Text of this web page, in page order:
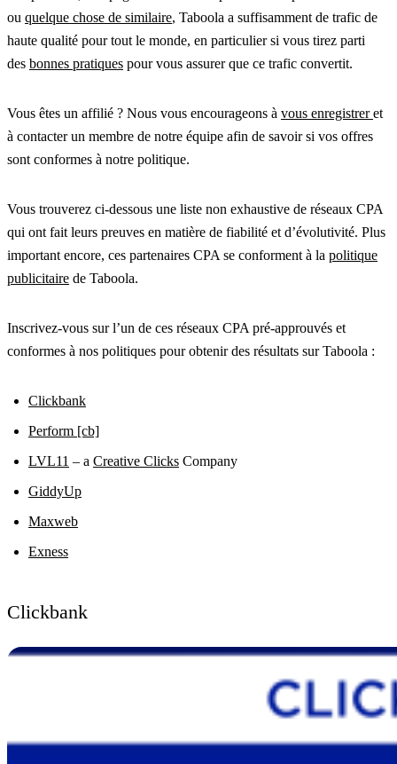
ou quelque chose de similaire, Taboola a suffisamment de trafic de
haute qualité pour tout le monde, en particulier si vous tirez parti
des bonnes pratiques pour vous assurer que ce trafic convertit.
Vous êtes un affilié ? Nous vous encourageons à vous enregistreret
à contacter un membre de notre équipe afin de savoir si vos offres
sont conformes à notre politique.
Vous trouverez ci-dessous une liste non exhaustive de réseaux CPA
qui ont fait leurs preuves en matière de fiabilité et d’évolutivité. Plus
important encore, ces partenaires CPA se conforment à la politique
publicitaire de Taboola.
Inscrivez-vous sur l’un de ces réseaux CPA pré-approuvés et
conformes à nos politiques pour obtenir des résultats sur Taboola :
Clickbank
Perform [cb]
LVL11 – a Creative Clicks Company
GiddyUp
Maxweb
Exness
Clickbank